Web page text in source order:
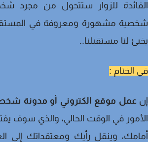
للزوار ستتحول من مجرد شخص
مشهورة ومعروفة في
لنا مستقبلنا..
:
عمل موقع الكتروني أو مدونة
في الوقت الحالي، والذي سوف يفتح
وينقل رأيك ومعتقداتك إلى